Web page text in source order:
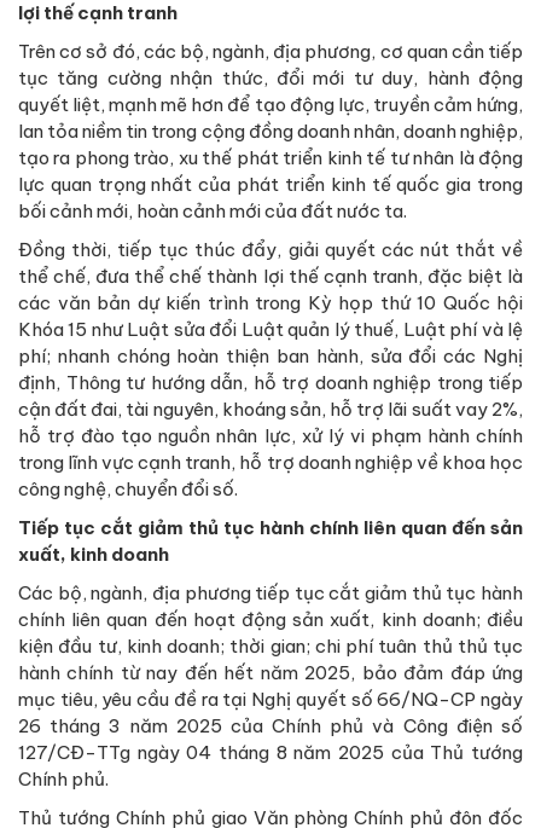
lợi thế cạnh tranh
Trên cơ sở đó, các bộ, ngành, địa phương, cơ quan cần tiếp
tục tăng cường nhận thức, đổi mới tư duy, hành động
quyết liệt, mạnh mẽ hơn để tạo động lực, truyền cảm hứng,
lan tỏa niềm tin trong cộng đồng doanh nhân, doanh nghiệp,
tạo ra phong trào, xu thế phát triển kinh tế tư nhân là động
lực quan trọng nhất của phát triển kinh tế quốc gia trong
bối cảnh mới, hoàn cảnh mới của đất nước ta.
Đồng thời, tiếp tục thúc đẩy, giải quyết các nút thắt về
thể chế, đưa thể chế thành lợi thế cạnh tranh, đặc biệt là
các văn bản dự kiến trình trong Kỳ họp thứ 10 Quốc hội
Khóa 15 như Luật sửa đổi Luật quản lý thuế, Luật phí và lệ
phí; nhanh chóng hoàn thiện ban hành, sửa đổi các Nghị
định, Thông tư hướng dẫn, hỗ trợ doanh nghiệp trong tiếp
cận đất đai, tài nguyên, khoáng sản, hỗ trợ lãi suất vay 2%,
hỗ trợ đào tạo nguồn nhân lực, xử lý vi phạm hành chính
trong lĩnh vực cạnh tranh, hỗ trợ doanh nghiệp về khoa học
công nghệ, chuyển đổi số.
Tiếp tục cắt giảm thủ tục hành chính liên quan đến sản
xuất, kinh doanh
Các bộ, ngành, địa phương tiếp tục cắt giảm thủ tục hành
chính liên quan đến hoạt động sản xuất, kinh doanh; điều
kiện đầu tư, kinh doanh; thời gian; chi phí tuân thủ thủ tục
hành chính từ nay đến hết năm 2025, bảo đảm đáp ứng
mục tiêu, yêu cầu đề ra tại Nghị quyết số 66/NQ-CP ngày
26 tháng 3 năm 2025 của Chính phủ và Công điện số
127/CĐ-TTg ngày 04 tháng 8 năm 2025 của Thủ tướng
Chính phủ.
Thủ tướng Chính phủ giao Văn phòng Chính phủ đôn đốc